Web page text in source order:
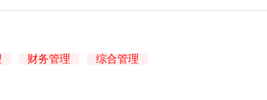
财务管理 综合管理